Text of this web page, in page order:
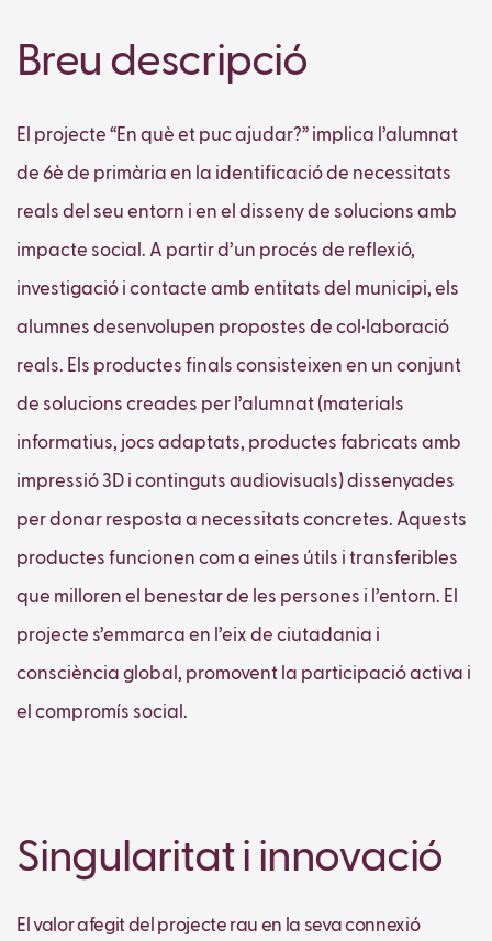
Breu descripció
El projecte “En què et puc ajudar?” implica l’alumnat
de 6è de primària en la identificació de necessitats
reals del seu entorn i en el disseny de solucions amb
impacte social. A partir d’un procés de reflexió,
investigació i contacte amb entitats del municipi, els
alumnes desenvolupen propostes de col·laboració
reals. Els productes finals consisteixen en un conjunt
de solucions creades per l’alumnat (materials
informatius, jocs adaptats, productes fabricats amb
impressió 3D i continguts audiovisuals) dissenyades
per donar resposta a necessitats concretes. Aquests
productes funcionen com a eines útils i transferibles
que milloren el benestar de les persones i l’entorn. El
projecte s’emmarca en l’eix de ciutadania i
consciència global, promovent la participació activa i
el compromís social.
Singularitat i innovació
El valor afegit del projecte rau en la seva connexió